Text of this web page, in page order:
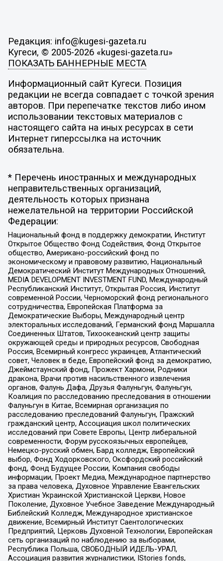
Редакция: info@kugesi-gazeta.ru
Кугеси, © 2005-2026 «kugesi-gazeta.ru»
ПОКАЗАТЬ БАННЕРНЫЕ МЕСТА
Информационный сайт Кугеси. Позиция
редакции не всегда совпадает с точкой зрения
авторов. При перепечатке текстов либо ином
использовании текстовых материалов с
настоящего сайта на иных ресурсах в сети
Интернет гиперссылка на источник
обязательна.
* Перечень иностранных и международных
неправительственных организаций,
деятельность которых признана
нежелательной на территории Российской
Федерации:
Национальный фонд в поддержку демократии, Институт
Открытое Общество Фонд Содействия, Фонд Открытое
общество, Американо-российский фонд по
экономическому и правовому развитию, Национальный
Демократический Институт Международных Отношений,
MEDIA DEVELOPMENT INVESTMENT FUND, Международный
Республиканский Институт, Открытая Россия, Институт
современной России, Черноморский фонд регионального
сотрудничества, Европейская Платформа за
Демократические Выборы, Международный центр
электоральных исследований, Германский фонд Маршалла
Соединенных Штатов, Тихоокеанский центр защиты
окружающей среды и природных ресурсов, Свободная
Россия, Всемирный конгресс украинцев, Атлантический
совет, Человек в беде, Европейский фонд за демократию,
Джеймстаунский фонд, Прожект Хармони, Родники
дракона, Врачи против насильственного извлечения
органов, Фалунь Дафа, Друзья Фалуньгун, Фалуньгун,
Коалиция по расследованию преследования в отношении
Фалуньгун в Китае, Всемирная организация по
расследованию преследований Фалуньгун, Пражский
гражданский центр, Ассоциация школ политических
исследований при Совете Европы, Центр либеральной
современности, Форум русскоязычных европейцев,
Немецко-русский обмен, Бард колледж, Европейский
выбор, Фонд Ходорковского, Оксфордский российский
фонд, Фонд Будущее России, Компания свободы
информации, Проект Медиа, Международное партнерство
за права человека, Духовное Управление Евангельских
Христиан Украинской Христианской Церкви, Новое
Поколение, Духовное Учебное Заведение Международный
Библейский Колледж, Международное христианское
движение, Всемирный Институт Саентологических
Предприятий, Церковь Духовной Технологии, Европейская
сеть организаций по наблюдению за выборами,
Республика Польша, СВОБОДНЫЙ ИДЕЛЬ-УРАЛ,
Ассоциация развития журналистики, IStories fonds,